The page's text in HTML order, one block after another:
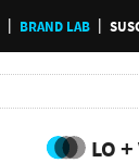
BRAND LAB
LO +